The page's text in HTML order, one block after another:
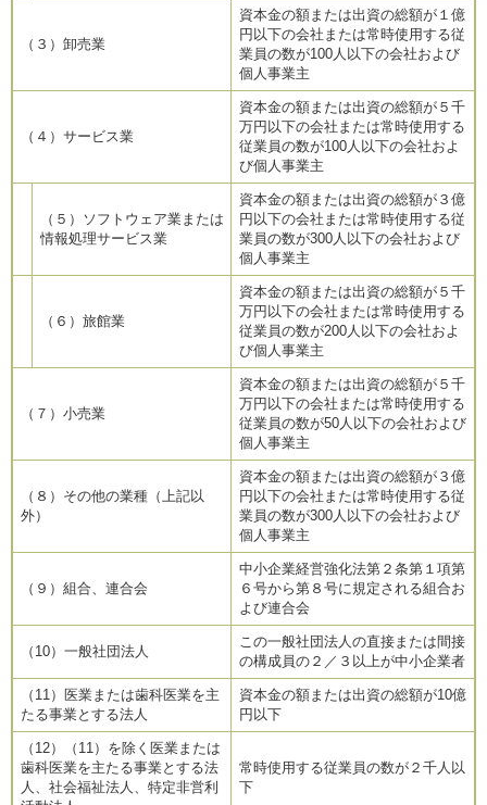
（３）卸売業
資本金の額または出資の総額が１億
円以下の会社または常時使用する従
業員の数が100人以下の会社および
個人事業主
（４）サービス業
資本金の額または出資の総額が５千
万円以下の会社または常時使用する
従業員の数が100人以下の会社およ
び個人事業主
（５）ソフトウェア業または
情報処理サービス業
資本金の額または出資の総額が３億
円以下の会社または常時使用する従
業員の数が300人以下の会社および
個人事業主
（６）旅館業
資本金の額または出資の総額が５千
万円以下の会社または常時使用する
従業員の数が200人以下の会社およ
び個人事業主
（７）小売業
資本金の額または出資の総額が５千
万円以下の会社または常時使用する
従業員の数が50人以下の会社および
個人事業主
（８）その他の業種（上記以
外）
資本金の額または出資の総額が３億
円以下の会社または常時使用する従
業員の数が300人以下の会社および
個人事業主
（９）組合、連合会
中小企業経営強化法第２条第１項第
６号から第８号に規定される組合お
よび連合会
（10）一般社団法人
この一般社団法人の直接または間接
の構成員の２／３以上が中小企業者
（11）医業または歯科医業を主
たる事業とする法人
資本金の額または出資の総額が10億
円以下
（12）（11）を除く医業または
歯科医業を主たる事業とする法
人、社会福祉法人、特定非営利
常時使用する従業員の数が２千人以
下